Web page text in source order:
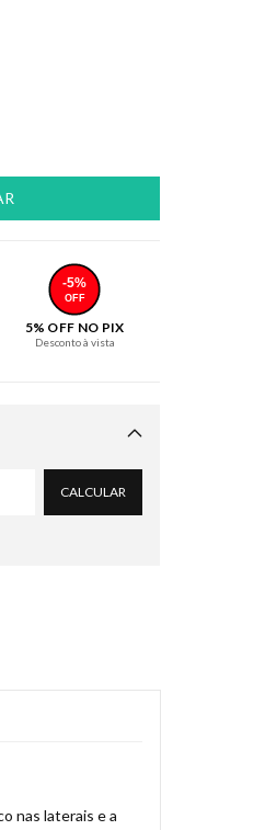
-5%
OFF
5% OFF NO PIX
Desconto à vista
Alterar CEP
CALCULAR
nas laterais e a